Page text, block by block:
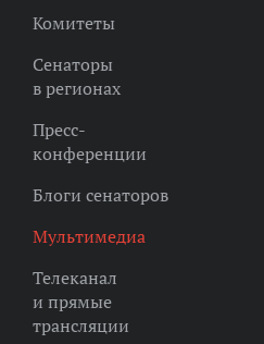
Комитеты
Сенаторы
в регионах
Пресс-
конференции
Блоги сенаторов
Мультимедиа
Телеканал
и прямые
трансляции